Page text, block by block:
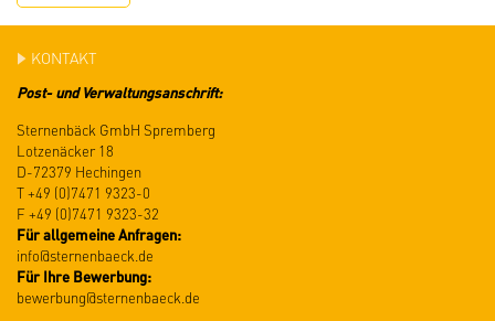
KONTAKT
Post- und Verwaltungsanschrift:
Sternenbäck GmbH Spremberg
Lotzenäcker 18
D-72379 Hechingen
T +49 (0)7471 9323-0
F +49 (0)7471 9323-32
Für allgemeine Anfragen:
info@sternenbaeck.de
Für Ihre Bewerbung:
bewerbung@sternenbaeck.de